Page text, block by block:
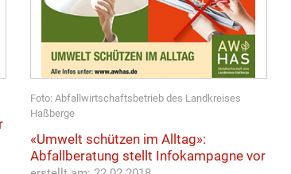
Foto: Abfallwirtschaftsbetrieb des Landkreises
Haßberge
«Umwelt schützen im Alltag»:
Abfallberatung stellt Infokampagne vor